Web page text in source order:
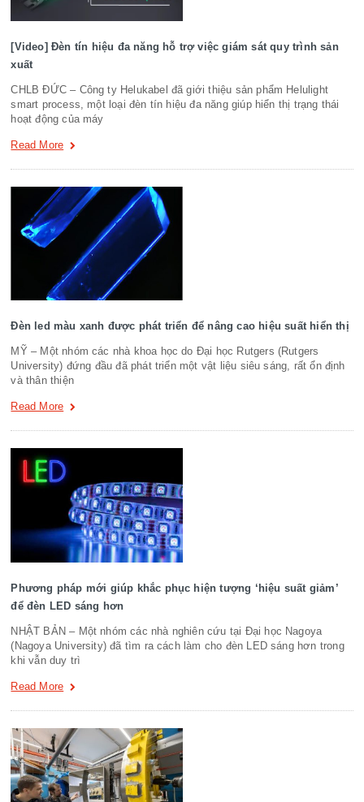
[Video] Đèn tín hiệu đa năng hỗ trợ việc giám sát quy trình sản
xuất
CHLB ĐỨC – Công ty Helukabel đã giới thiệu sản phẩm Helulight
smart process, một loại đèn tín hiệu đa năng giúp hiển thị trạng thái
hoạt động của máy
Read More
Đèn led màu xanh được phát triển để nâng cao hiệu suất hiển thị
MỸ – Một nhóm các nhà khoa học do Đại học Rutgers (Rutgers
University) đứng đầu đã phát triển một vật liệu siêu sáng, rất ổn định
và thân thiện
Read More
Phương pháp mới giúp khắc phục hiện tượng ‘hiệu suất giảm’
để đèn LED sáng hơn
NHẬT BẢN – Một nhóm các nhà nghiên cứu tại Đại học Nagoya
(Nagoya University) đã tìm ra cách làm cho đèn LED sáng hơn trong
khi vẫn duy trì
Read More